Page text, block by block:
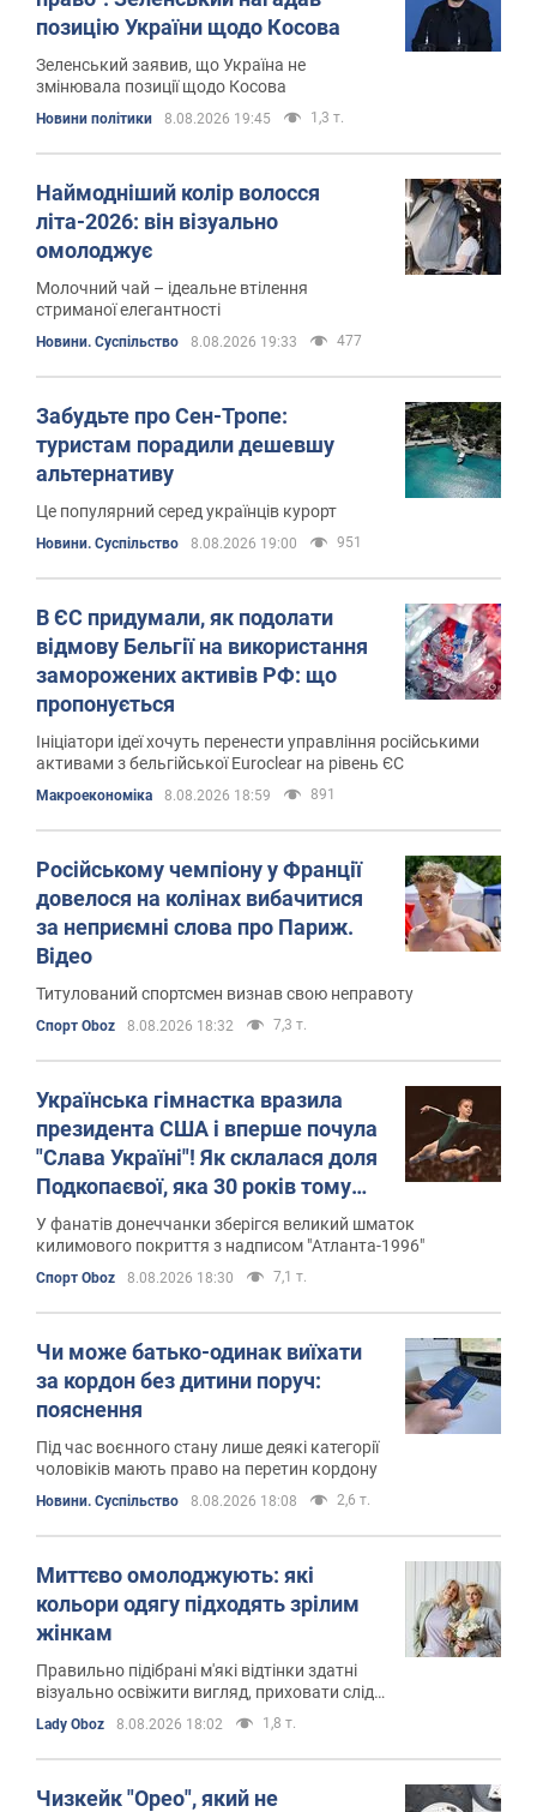
позицію України щодо Косова
Зеленський заявив, що Україна не
змінювала позиції щодо Косова
Новини політики 8.08.2026 19:45 1,3 т.
Наймодніший колір волосся
літа-2026: він візуально
омолоджує
Молочний чай – ідеальне втілення
стриманої елегантності
Новини. Суспільство 8.08.2026 19:33 477
Забудьте про Сен-Тропе:
туристам порадили дешевшу
альтернативу
Це популярний серед українців курорт
Новини. Суспільство 8.08.2026 19:00 951
В ЄС придумали, як подолати
відмову Бельгії на використання
заморожених активів РФ: що
пропонується
Ініціатори ідеї хочуть перенести управління російськими
активами з бельгійської Euroclear на рівень ЄС
Mакроекономіка 8.08.2026 18:59 891
Російському чемпіону у Франції
довелося на колінах вибачитися
за неприємні слова про Париж.
Відео
Титулований спортсмен визнав свою неправоту
Спорт Oboz 8.08.2026 18:32 7,3 т.
Українська гімнастка вразила
президента США і вперше почула
"Слава Україні"! Як склалася доля
Подкопаєвої, яка 30 років тому
виграла "золото" Олімпіади
У фанатів донеччанки зберігся великий шматок
килимового покриття з надписом "Атланта-1996"
Спорт Oboz 8.08.2026 18:30 7,1 т.
Чи може батько-одинак виїхати
за кордон без дитини поруч:
пояснення
Під час воєнного стану лише деякі категорії
чоловіків мають право на перетин кордону
Новини. Суспільство 8.08.2026 18:08 2,6 т.
Миттєво омолоджують: які
кольори одягу підходять зрілим
жінкам
Правильно підібрані м'які відтінки здатні
візуально освіжити вигляд, приховати сліди
Lady Oboz 8.08.2026 18:02 1,8 т.
Чизкейк "Орео", який не